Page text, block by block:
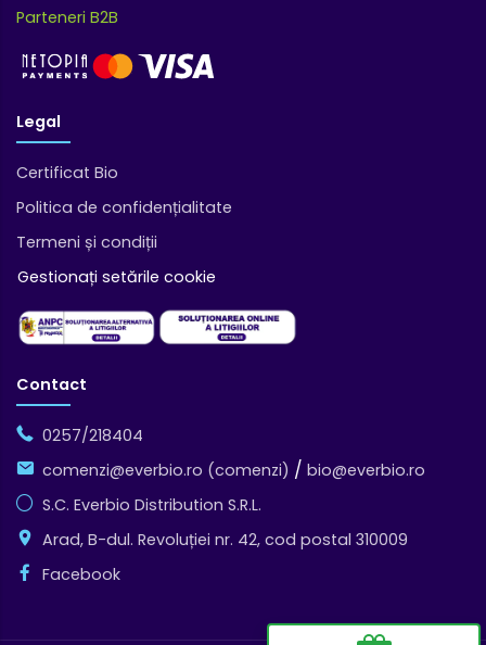
Parteneri B2B
Legal
Certificat Bio
Politica de confidențialitate
Termeni și condiții
Gestionați setările cookie
Contact
0257/218404
comenzi@everbio.ro (comenzi) / bio@everbio.ro
S.C. Everbio Distribution S.R.L.
Arad, B-dul. Revoluției nr. 42, cod postal 310009
Facebook